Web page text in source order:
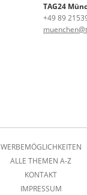
TAG24
+49 89
WERBEMÖGLICHKEITEN
ALLE THEMEN A-Z
KONTAKT
IMPRESSUM